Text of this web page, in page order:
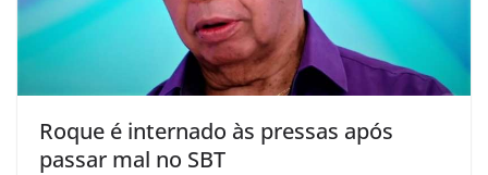
Roque é internado às pressas após
passar mal no SBT